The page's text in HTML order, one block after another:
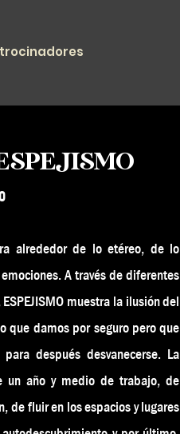
alrededor de lo etéreo, de lo
A través de diferentes
muestra la ilusión del
que damos por seguro pero que
después desvanecerse. La
un año y medio de trabajo, de
de fluir en los espacios y lugares